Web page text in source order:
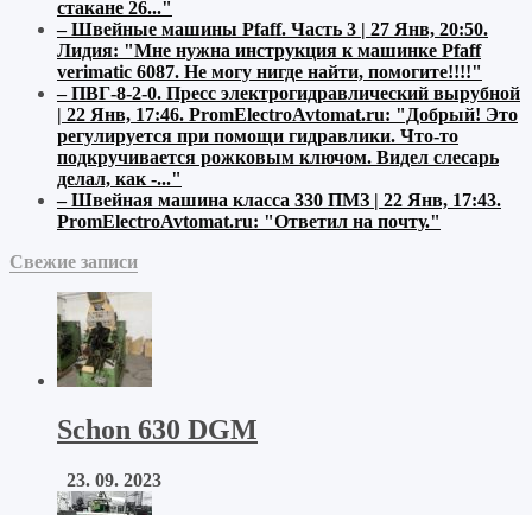
стакане 26..."
–Швейные машины Pfaff. Часть 3 | 27 Янв, 20:50.
Лидия: "Мне нужна инструкция к машинке Pfaff
verimatic 6087. Не могу нигде найти, помогите!!!!"
–ПВГ-8-2-0. Пресс электрогидравлический вырубной
| 22 Янв, 17:46. PromElectroAvtomat.ru: "Добрый! Это
регулируется при помощи гидравлики. Что-то
подкручивается рожковым ключом. Видел слесарь
делал, как -..."
–Швейная машина класса 330 ПМЗ | 22 Янв, 17:43.
PromElectroAvtomat.ru: "Ответил на почту."
Свежие записи
Schon 630 DGM
23. 09. 2023